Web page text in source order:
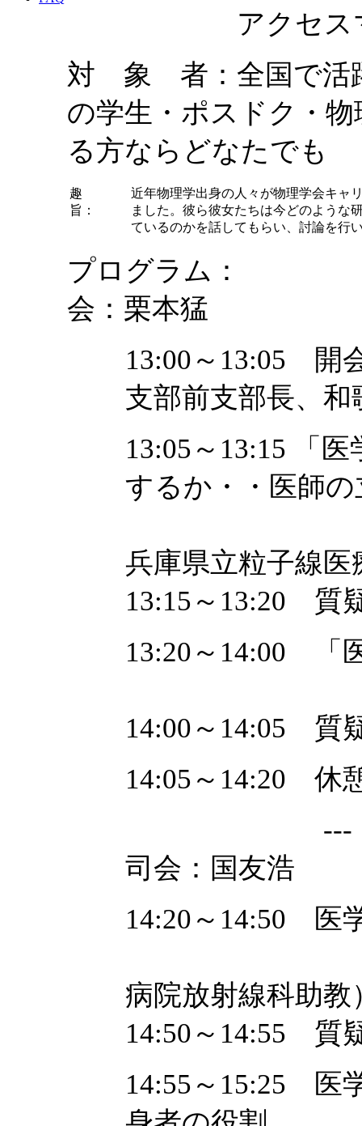
アクセスマ
対 象 者：全国で活
の学生・ポスドク・
る方ならどなたでも
趣
旨：
近年物理学出身の人々が物理学会キャ
ました。彼ら彼女たちは今どのような
ているのかを話してもらい、討論を行
プログラ
会：栗本猛
13:00～13:05 開
支部前支部長、
13:05～13:15 「
するか・・医師
兵庫県立粒子線
13:15～13:20 質
13:20～14:00 「
14:00～14:05 質
14:05～14:20 休
--- 医学物
司会：国友浩
14:20～14:50 医
病院放射線科助教
14:50～14:55 質
14:55～15:25 医